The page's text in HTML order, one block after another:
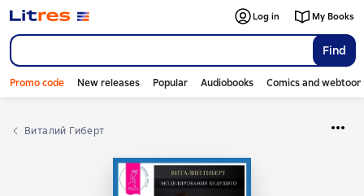
Find
Log in My Books
Promo code New releases Popular Audiobooks Comics and
Виталий Гиберт